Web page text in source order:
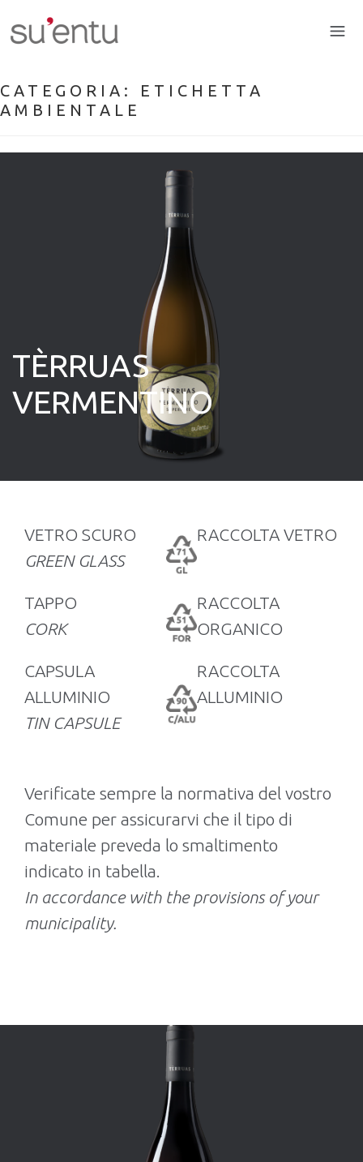
CATEGORIA: ETICHETTA
AMBIENTALE
TÈRRUAS
VERMENTINO
VETRO SCURO
GREEN GLASS
RACCOLTA VETRO
TAPPO
CORK
RACCOLTA
ORGANICO
CAPSULA
ALLUMINIO
TIN CAPSULE
RACCOLTA
ALLUMINIO
Verificate sempre la normativa del vostro
Comune per assicurarvi che il tipo di
materiale preveda lo smaltimento
indicato in tabella.
In accordance with the provisions of your
municipality.